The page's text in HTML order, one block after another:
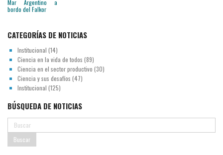
CATEGORÍAS DE NOTICIAS
Institucional (14)
Ciencia en la vida de todos (89)
Ciencia en el sector productivo (30)
Ciencia y sus desafíos (47)
Institucional (125)
BÚSQUEDA DE NOTICIAS